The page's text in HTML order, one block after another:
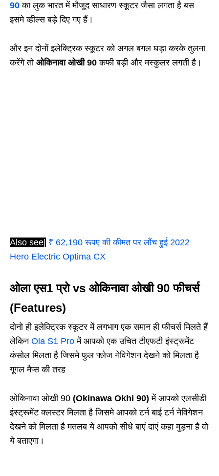
90 का लुक भारत में मौजूद साधारण स्कूटर जैसा लगता है बस
इसमे व्हील्स बड़े दिए गए हैं।
और इन दोनों इलेक्ट्रिक स्कूटर को अगल बगल घड़ा करके तुलना
करेंगे तो ओकिनावा ओखी 90 कफी बड़ी और मस्कुलर लगती है।
Also see| ₹ 62,190 रूपए की कीमत पर लौंच हुई 2022
Hero Electric Optima CX
ओला एस1 प्रो vs ओकिनावा ओखी 90फीचर्स
(Features)
दोनो ही इलेक्ट्रिक स्कूटर में लगभाग एक समान ही फीचर्स मिलते हैं
लेकिन Ola S1 Pro में आपको एक उचित टीएफटी इंस्ट्रूमेंट
कंसोल मिलता है जिसमे फुल फ्लेज नेविगेशन देखने को मिलता है
गूगल मैप्स की तरह
ओकिनावा ओखी 90 (Okinawa Okhi 90) में आपको एलसीडी
इंस्ट्रूमेंट क्लस्टर मिलता है जिसमे आपको टर्न बाई टर्न नेविगेशन
देखने को मिलता है मतलब ये आपको सीधे बाएं दाएं कहा मुड़ना है वो
ये बताएगा।